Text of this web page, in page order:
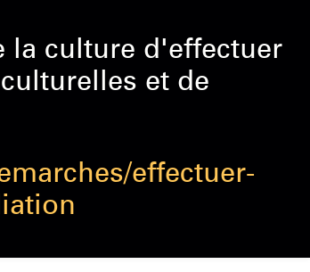
la culture d'effectuer
et de
effectuer-